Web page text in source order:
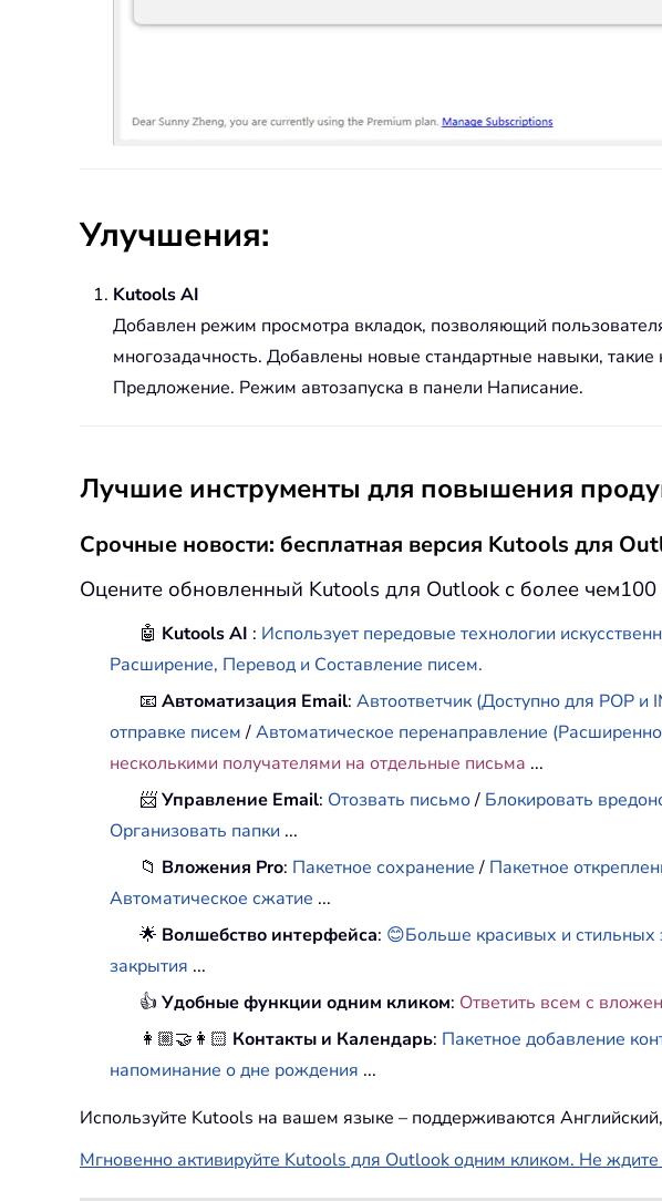
Улучшения:
Kutools AI
Добавлен режим просмотра вкладок, позволяющий
многозадачность. Добавлены новые стандартные навыки,
Предложение. Режим автозапуска в панели Написание.
Лучшие инструменты для повышения
Срочные новости: бесплатная версия Kutools для
Оцените обновленный Kutools для Outlook с более
🤖 Kutools AI : Использует передовые технологии
Расширение, Перевод и Составление писем.
📧Автоматизация Email:Автоответчик (Доступно для POP и
отправке писем/Автоматическое перенаправление
несколькими получателями на отдельные письма ...
📨Управление Email: Отозвать письмо/ Блокировать
Организовать папки ...
📁 Вложения Pro: Пакетное сохранение/ Пакетное
Автоматическое сжатие ...
🌟 Волшебство интерфейса: 😊Больше красивых и
закрытия ...
👍Удобные функции одним кликом: Ответить всем с
👩🏼‍🤝‍👩🏻 Контакты и Календарь: Пакетное добавление
напоминание о дне рождения ...
Используйте Kutools на вашем языке – поддерживаются
Мгновенно активируйте Kutools для Outlook одним кликом. Не